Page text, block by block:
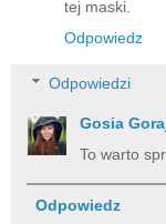
tej maski.
Odpowiedz
Odpowiedzi
Gosia
To warto
Odpowiedz